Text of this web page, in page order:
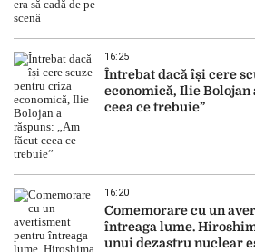
16:25
Întrebat dacă își cere
economică, Ilie Bolojan
ceea ce trebuie”
16:20
Comemorare cu un
întreaga lume.
unui dezastru nuclear